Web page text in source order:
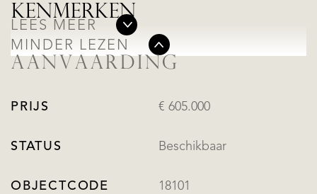
LEES MEER
MINDER LEZEN
KENMERKEN
AANVAARDING
PRIJS € 605.000
STATUS Beschikbaar
OBJECTCODE 18101